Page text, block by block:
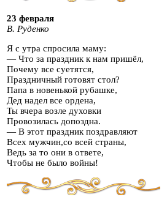
23 февраля
В. Руденко
Я с утра спросила маму:
— Что за праздник к нам пришёл,
Почему все суетятся,
Праздничный готовят стол?
Папа в новенькой рубашке,
Дед надел все ордена,
Ты вчера возле духовки
Провозилась допоздна.
— В этот праздник поздравляют
Всех мужчин,со всей страны,
Ведь за то они в ответе,
Чтобы не было войны!